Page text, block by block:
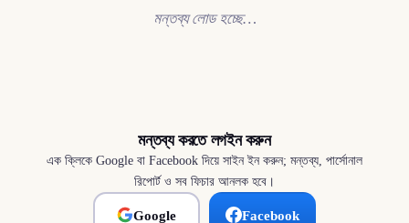
মন্তব্য লোড হচ্ছে…
মন্তব্য করতে লগইন করুন
এক ক্লিকে Google বা Facebook দিয়ে সাইন ইন করুন; মন্তব্য, পার্সোনাল
রিপোর্ট ও সব ফিচার আনলক হবে।
Google Facebook